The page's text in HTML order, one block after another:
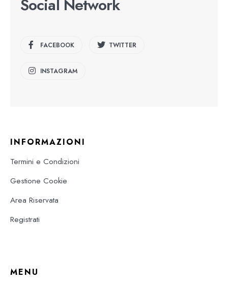
Social Network
FACEBOOK TWITTER
INSTAGRAM
INFORMAZIONI
Termini e Condizioni
Gestione Cookie
Area Riservata
Registrati
MENU